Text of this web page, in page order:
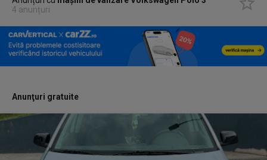
4 anunțuri
Anunţuri gratuite